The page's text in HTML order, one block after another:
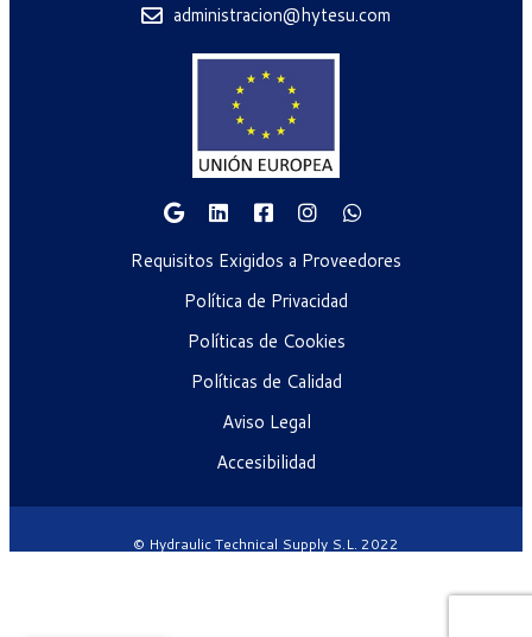
administracion@hytesu.com
Requisitos Exigidos a Proveedores
Política de Privacidad
Políticas de Cookies
Políticas de Calidad
Aviso Legal
Accesibilidad
© Hydraulic Technical Supply S.L. 2022